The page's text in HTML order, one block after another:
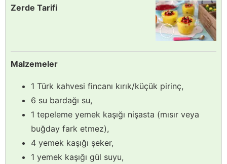
Zerde Tarifi
Malzemeler
1 Türk kahvesi fincanı kırık/küçük pirinç,
6 su bardağı su,
1 tepeleme yemek kaşığı nişasta (mısır veya
buğday fark etmez),
4 yemek kaşığı şeker,
1 yemek kaşığı gül suyu,